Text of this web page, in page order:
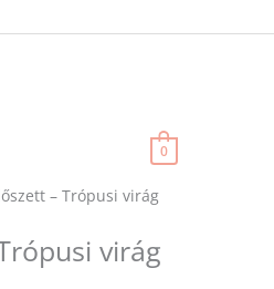
0
– Trópusi virág
virág